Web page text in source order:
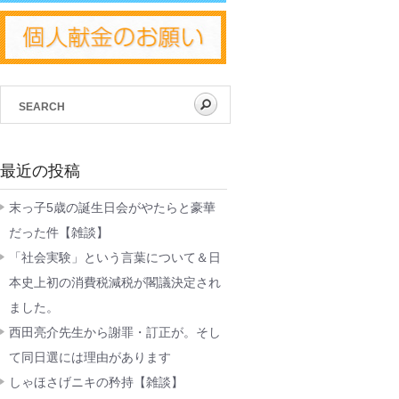
最近の投稿
末っ子5歳の誕生日会がやたらと豪華
だった件【雑談】
「社会実験」という言葉について＆日
本史上初の消費税減税が閣議決定され
ました。
西田亮介先生から謝罪・訂正が。そし
て同日選には理由があります
しゃほさげニキの矜持【雑談】